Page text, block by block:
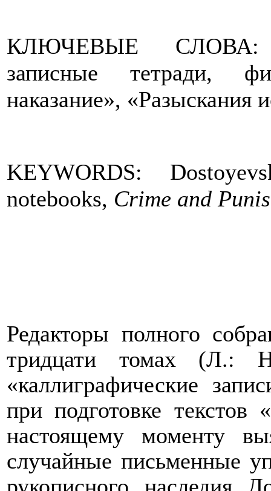
КЛЮЧЕВЫЕ СЛОВА:
записные тетради,
наказание», «Разыскания
KEYWORDS:
notebooks, Crime and
Редакторы полного
тридцати томах (Л.:
«каллиграфические
при подготовке текстов
настоящему моменту
случайные письменные